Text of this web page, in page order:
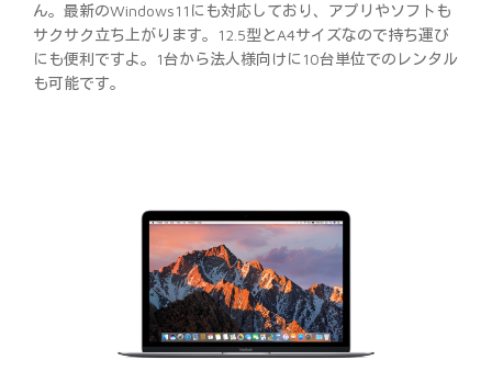
ん。最新のWindows11にも対応しており、アプリやソフトも
サクサク立ち上がります。12.5型とA4サイズなので持ち運び
にも便利ですよ。1台から法人様向けに10台単位でのレンタル
も可能です。